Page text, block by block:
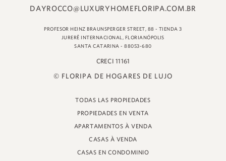
PROFESOR HEINZ BRAUNSPERGER STREET, 88 - TIENDA 3
JURERÊ INTERNACIONAL, FLORIANÓPOLIS
SANTA CATARINA - 88053-680
© FLORIPA DE HOGARES DE LUJO
TODAS LAS PROPIEDADES
PROPIEDADES EN VENTA
APARTAMENTOS À VENDA
CASAS À VENDA
CASAS EN CONDOMINIO